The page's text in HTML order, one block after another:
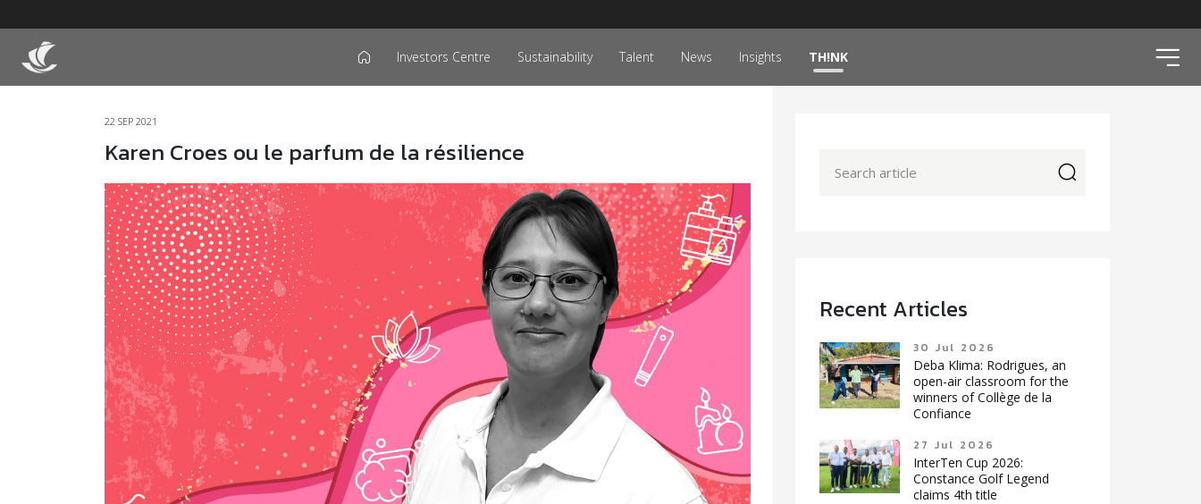
icon Investors Centre Sustainability Talent News Insights TH!NK
22 SEP 2021
Karen Croes ou le parfum de la résilience
Recent Articles
30 Jul 2026
Deba Klima: Rodrigues, an
open-air classroom for the
winners of Collège de la
Confiance
27 Jul 2026
InterTen Cup 2026:
Constance Golf Legend
claims 4th title